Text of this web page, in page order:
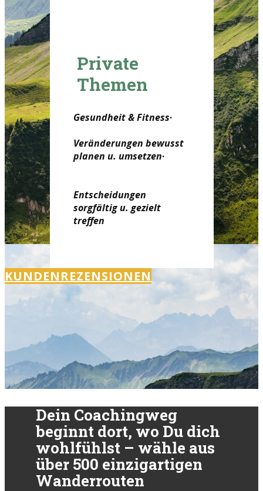
Private
Themen
Gesundheit & Fitness·
Veränderungen bewusst
planen u. umsetzen·
Entscheidungen
sorgfältig u. gezielt
treffen
KUNDENREZENSIONEN
Dein Coachingweg
beginnt dort, wo Du dich
wohlfühlst – wähle aus
über 500 einzigartigen
Wanderrouten